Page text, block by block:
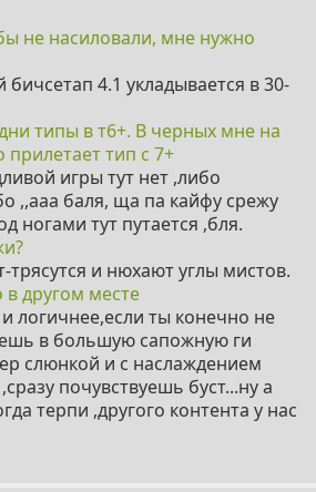
не насиловали, мне нужно
4.1 укладывается в 30-
типы в т6+. В черных мне на
тип с 7+
игры тут нет ,либо
,,ааа баля, ща па кайфу срежу
ногами тут путается ,бля.
трясутся и нюхают углы мистов.
в другом месте
логичнее,если ты конечно не
в большую сапожную ги
слюнкой и с наслаждением
почувствуешь буст...ну а
терпи ,другого контента у нас